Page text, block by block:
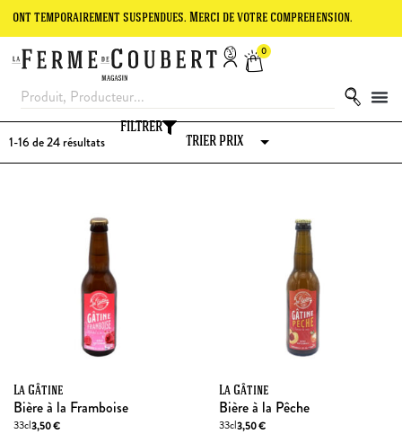
suspendues. Merci de votre compréhension. Le site est
0
1-16 de 24 résultats
FILTRER
La Gâtine
Bière à la Framboise
33cl3,50€
La Gâtine
Bière à la Pêche
33cl3,50€